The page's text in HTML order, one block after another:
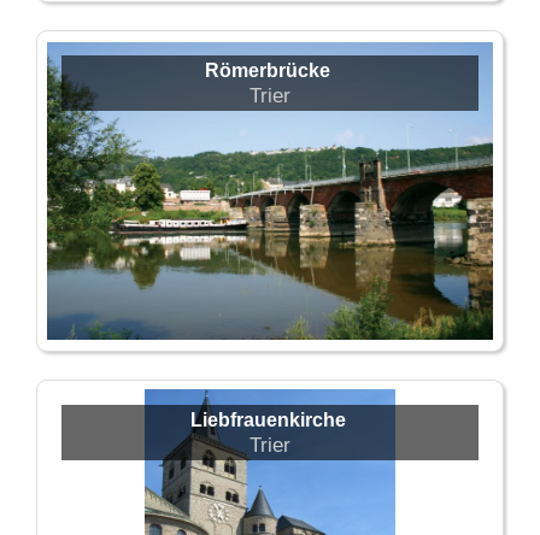
Römerbrücke
Trier
Liebfrauenkirche
Trier